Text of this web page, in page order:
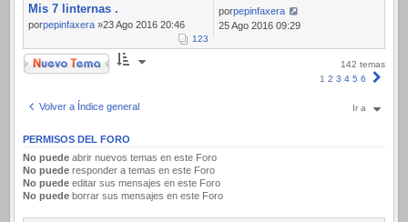
Mis 7 linternas .
porpepinfaxera »23 Ago 2016 20:46
123
porpepinfaxera
25 Ago 2016 09:29
Nuevo Tema
142 temas
1 2 3 4 5 6
Volver a Índice general Ir a
PERMISOS DEL FORO
No puede abrir nuevos temas en este Foro
No puede responder a temas en este Foro
No puede editar sus mensajes en este Foro
No puede borrar sus mensajes en este Foro